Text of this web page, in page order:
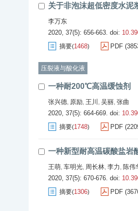
关于非泡沫超低密度水泥
李万东
2020, 37(5): 656-663. doi:
摘要(1468) PDF
压裂液与酸化液
一种耐200℃高温缓蚀剂
张兴德, 原励, 王川 , 吴丽, 张曲
2020, 37(5): 664-669. doi:
摘要(1748) PDF
一种新型耐高温碳酸盐岩
王萌, 车明光, 周长林, 李力 , 陈伟
2020, 37(5): 670-676. doi:
摘要(1306) PDF